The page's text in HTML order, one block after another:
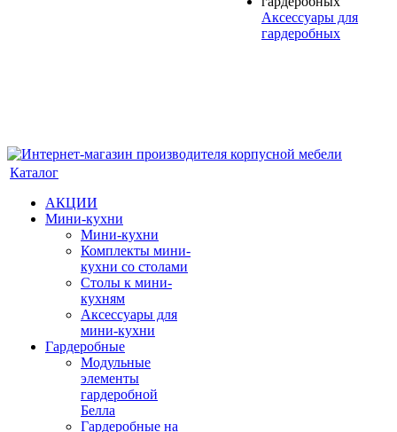
Аксессуары для
гардеробных
Каталог
АКЦИИ
Мини-кухни
Мини-кухни
Комплекты мини-
кухни со столами
Столы к мини-
кухням
Аксессуары для
мини-кухни
Гардеробные
Модульные
элементы
гардеробной
Белла
Гардеробные на